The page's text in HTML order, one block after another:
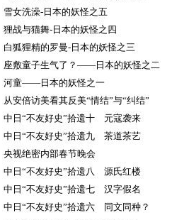
雪女洗澡-日本的妖怪之五
狸战与猫舞-日本的妖怪之四
白狐狸精的罗曼-日本的妖怪之三
座敷童子生气了？——日本的妖怪之二
河童——日本的妖怪之一
从安倍访美看其反美“情结”与“纠结”
中日“不友好史”拾遗十 元寇袭来
中日“不友好史”拾遗九 茶道茶艺
央视绝密内部春节晚会
中日“不友好史”拾遗八 源氏红楼
中日“不友好史”拾遗七 汉字假名
中日“不友好史”拾遗六 同文同种？